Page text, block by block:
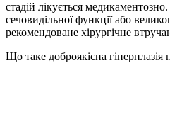
стадій лікується
сечовидільної функції або
рекомендоване хірургічне
Що таке доброякісна гіперплазія